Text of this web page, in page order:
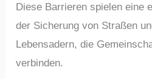
Diese Barrieren spielen eine
der Sicherung von Straßen
Lebensadern, die
verbinden.